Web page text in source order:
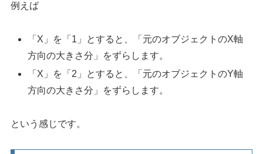
例えば
「X」を「1」とすると、「元のオブジェクトのX軸
方向の大きさ分」をずらします。
「X」を「2」とすると、「元のオブジェクトのY軸
方向の大きさ分」をずらします。
という感じです。